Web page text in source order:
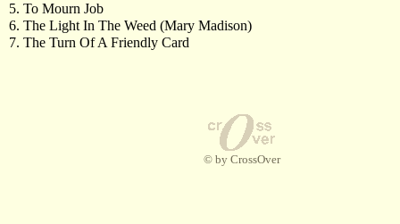
5. To Mourn Job
6. The Light In The Weed (Mary Madison)
7. The Turn Of A Friendly Card
© by CrossOver